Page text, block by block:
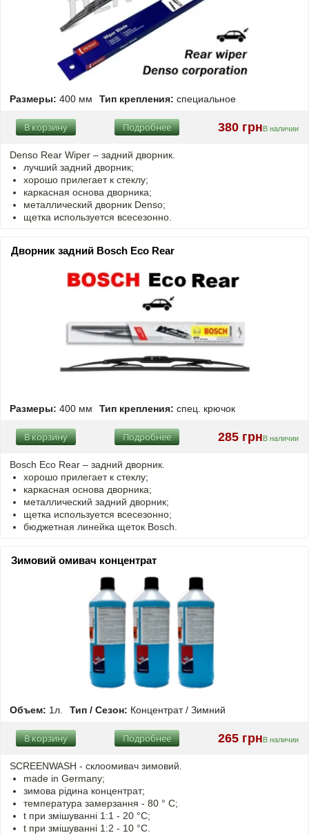
Размеры: 400 мм Тип крепления: специальное
380 грн В наличии
Подробнее
В корзину
Denso Rear Wiper – задний дворник.
лучший задний дворник;
хорошо прилегает к стеклу;
каркасная основа дворника;
металлический дворник Denso;
щетка используется всесезонно.
Дворник задний Bosch Eco Rear
Размеры: 400 мм Тип крепления: спец. крючок
285 грнВ наличии
Подробнее
В корзину
Bosch Eco Rear – задний дворник.
хорошо прилегает к стеклу;
каркасная основа дворника;
металлический задний дворник;
щетка используется всесезонно;
бюджетная линейка щеток Bosch.
Зимовий омивач концентрат
Объем: 1л. Тип / Сезон: Концентрат / Зимний
265 грн В наличии
Подробнее
В корзину
SCREENWASH - cклоомивач зимовий.
made in Germany;
зимова рідина концентрат;
температура замерзання - 80 ° C;
t при змішуванні 1:1 - 20 °C;
t при змішуванні 1:2 - 10 °C.